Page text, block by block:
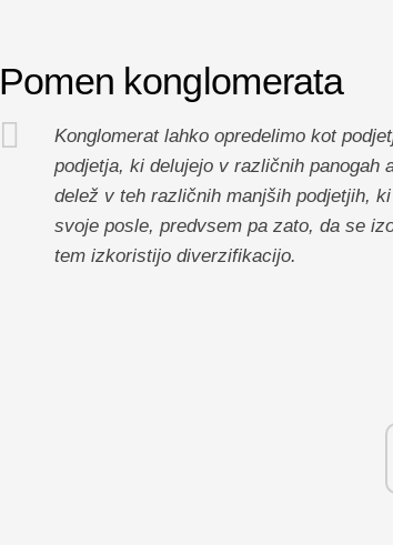
Pomen konglomerata
Konglomerat lahko opredelimo kot
podjetja, ki delujejo v različnih panogah
delež v teh različnih manjših podjetjih,
svoje posle, predvsem pa zato, da se
tem izkoristijo diverzifikacijo.